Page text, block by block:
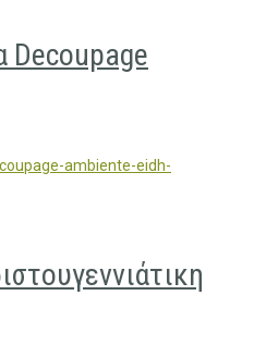
Decoupage